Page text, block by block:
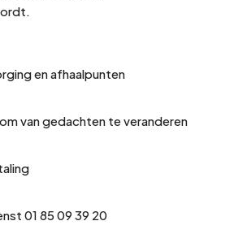
en afhaalpunten
van gedachten te veranderen
01 85 09 39 20